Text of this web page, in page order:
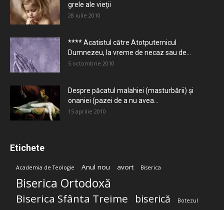
grele ale vieţii
28 iulie 2010
**** Acatistul către Atotputernicul
Dumnezeu, la vreme de necaz sau de...
5 octombrie 2010
Despre păcatul malahiei (masturbării) şi
onaniei (pazei de a nu avea...
15 aprilie 2010
Etichete
Academia de Teologie Anul nou avort Biserica
Biserica Ortodoxă
Biserica Sfânta Treime biserică Botezul